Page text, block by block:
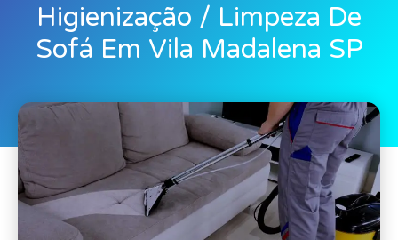
Higienização / Limpeza De
Sofá Em Vila Madalena SP